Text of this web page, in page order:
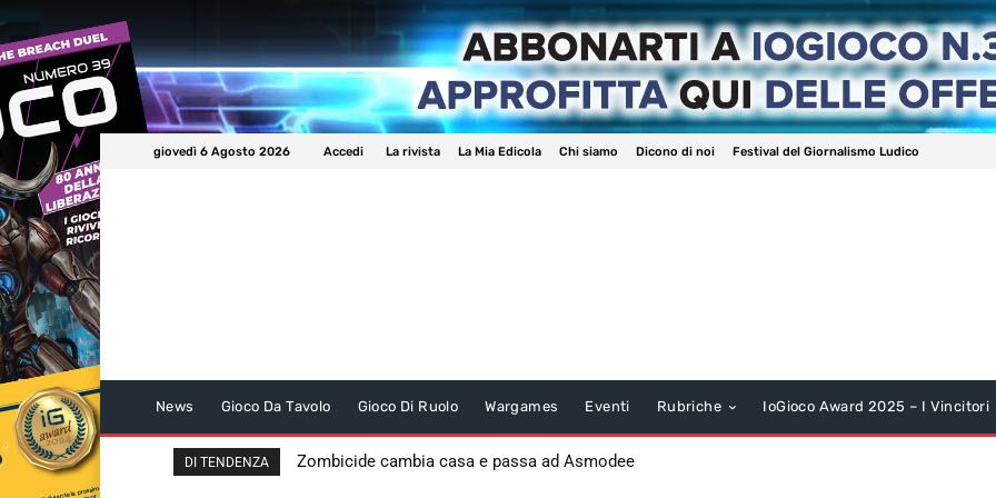
giovedì 6 Agosto 2026 Accedi La rivista La Mia Edicola Chi siamo Dicono di noi Festival del Giornalismo Ludico
News Gioco Da Tavolo Gioco Di Ruolo Wargames Eventi Rubriche IoGioco Award 2025 – I Vincitori
DI TENDENZA Zombicide cambia casa e passa ad Asmodee